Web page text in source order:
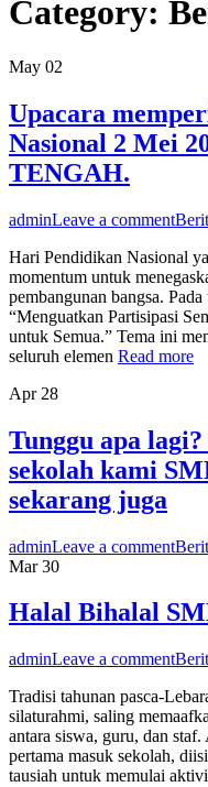
Category:
May 02
Upacara
Nasional 2 Mei
TENGAH.
adminLeave a comment
Hari Pendidikan Nasional
momentum untuk
pembangunan bangsa.
“Menguatkan Partisipasi
untuk Semua.” Tema ini
seluruh elemen Read more
Apr 28
Tunggu apa
sekolah kami
sekarang juga
adminLeave a comment
Mar 30
Halal Bihalal
adminLeave a comment
Tradisi tahunan pasca-
silaturahmi, saling
antara siswa, guru, dan
pertama masuk sekolah,
tausiah untuk memulai